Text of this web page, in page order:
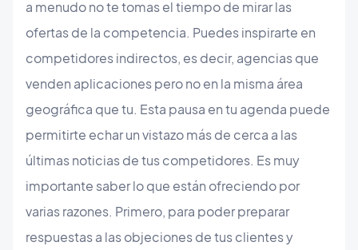
a menudo no te tomas el tiempo de mirar las
ofertas de la competencia. Puedes inspirarte en
competidores indirectos, es decir, agencias que
venden aplicaciones pero no en la misma área
geográfica que tu. Esta pausa en tu agenda puede
permitirte echar un vistazo más de cerca a las
últimas noticias de tus competidores. Es muy
importante saber lo que están ofreciendo por
varias razones. Primero, para poder preparar
respuestas a las objeciones de tus clientes y